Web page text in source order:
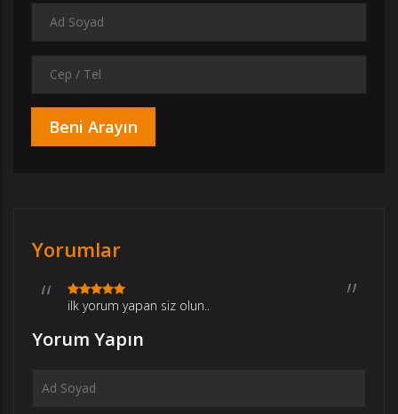
Yorumlar
ilk yorum yapan siz olun..
Yorum Yapın